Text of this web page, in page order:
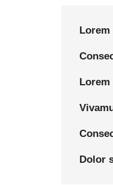
Dolor